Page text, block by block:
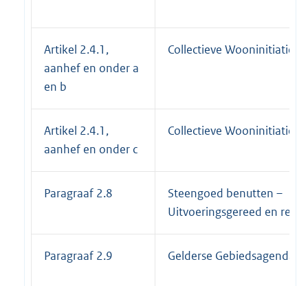
Artikel 2.4.1,
aanhef en onder a
en b
Collectieve
Artikel 2.4.1,
aanhef en onder c
Collectieve
Paragraaf 2.8
Steengoed benutten –
Uitvoeringsgereed en
Paragraaf 2.9 Gelderse Gebiedsagenda’s